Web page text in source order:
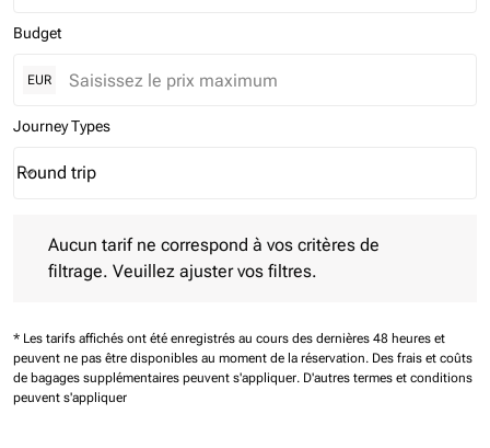
Budget
EUR
Journey Types
Journey Types option Round trip Selected
Round trip
keyboard_arrow_down
Aucun tarif ne correspond à vos critères de
filtrage. Veuillez ajuster vos filtres.
* Les tarifs affichés ont été enregistrés au cours des dernières 48 heures et
peuvent ne pas être disponibles au moment de la réservation. Des frais et coûts
de bagages supplémentaires peuvent s'appliquer. D'autres termes et conditions
peuvent s'appliquer